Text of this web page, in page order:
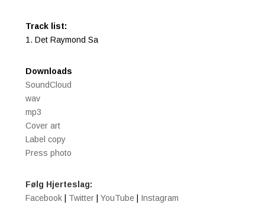
Track list:
1. Det Raymond Sa
Downloads
SoundCloud
wav
mp3
Cover art
Label copy
Press photo
Følg Hjerteslag:
Facebook
Twitter| YouTube| Instagram